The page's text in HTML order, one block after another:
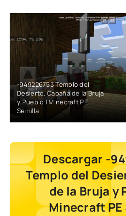
-949226753 Templo del
Desierto, Cabaña de la Bruja
y Pueblo | Minecraft PE
Semilla
Descargar -
Templo del
de la Bruja y
Minecraft